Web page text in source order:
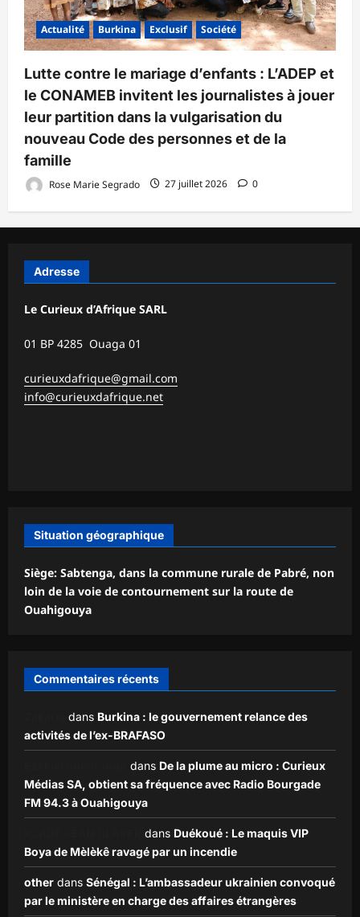
Actualité Burkina Exclusif Société
Lutte contre le mariage d’enfants : L’ADEP et
le CONAMEB invitent les journalistes à jouer
leur partition dans la vulgarisation du
nouveau Code des personnes et de la
famille
Rose Marie Segrado 27 juillet 2026 0
Adresse
Le Curieux d’Afrique SARL
01 BP 4285 Ouaga 01
curieuxdafrique@gmail.com
info@curieuxdafrique.net
Situation géographique
Siège: Sabtenga, dans la commune rurale de Pabré, non
loin de la voie de contournement sur la route de
Ouahigouya
Commentaires récents
dans Burkina : le gouvernement relance des
activités de l’ex-BRAFASO
dans De la plume au micro : Curieux
Médias SA, obtient sa fréquence avec Radio Bourgade
FM 94.3 à Ouahigouya
dans Duékoué : Le maquis VIP
Boya de Mèlèkê ravagé par un incendie
other dans Sénégal : L’ambassadeur ukrainien convoqué
par le ministère en charge des affaires étrangères